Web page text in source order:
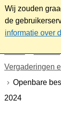
Wij zouden
de
informatie over
Vergaderingen
Openbare
2024